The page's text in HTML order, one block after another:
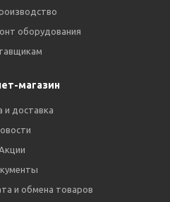
оборудования
магазин
и доставка
и обмена товаров